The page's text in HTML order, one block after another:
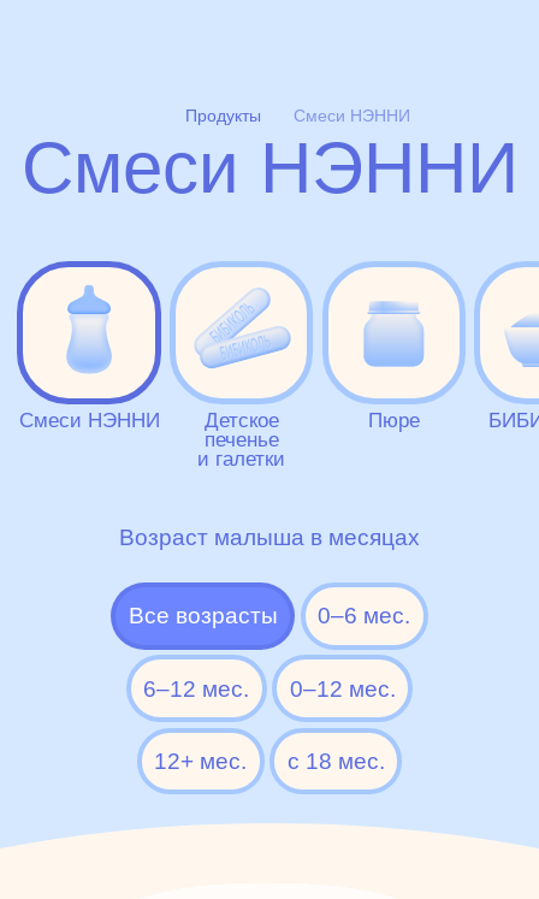
Продукты Смеси НЭННИ
Смеси НЭННИ
Смеси НЭННИ
Детское
печенье
и галетки
Пюре
Возраст малыша в месяцах
Все возрасты 0–6 мес.
6–12 мес. 0–12 мес.
12+ мес. c 18 мес.